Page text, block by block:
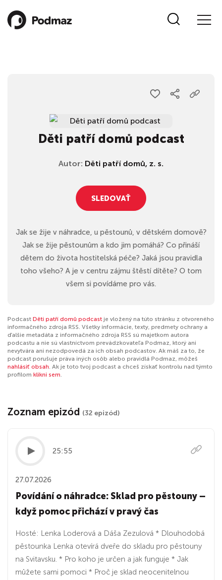
Děti patří domů podcast
Autor: Děti patří domů, z. s.
SLEDOVAŤ
Jak se žije v náhradce, u pěstounů, v dětském domově?
Jak se žije pěstounům a kdo jim pomáhá? Co přináší
dětem do života hostitelská péče? Jaká jsou pravidla
toho všeho? A je v centru zájmu štěstí dítěte? O tom
všem si povídáme pro vás.
Podcast Děti patří domů podcast je vložený na túto stránku z otvoreného
informačného zdroja RSS. Všetky informácie, texty, predmety ochrany a
ďalšie metadáta z informačného zdroja RSS sú majetkom autora
podcastu a nie sú vlastníctvom prevádzkovateľa Podmaz, ktorý ani
nevytvára ani nezodpovedá za ich obsah podcastov. Ak máš za to, že
podcast porušuje práva iných osôb alebo pravidlá Podmaz, môžeš
nahlásiť obsah. Ak je toto tvoj podcast a chceš získať kontrolu nad týmto
profilom klikni sem.
Zoznam epizód (32 epizód)
25:55
27.07.2026
Povídání o náhradce: Sklad pro pěstouny –
když pomoc přichází v pravý čas
Hosté: Lenka Loderová a Dáša Zezulová * Dlouhodobá
pěstounka Lenka otevírá dveře do skladu pro pěstouny
na Svitavsku. * Pro koho je určen a jak funguje * Jak
můžete sami pomoci * Proč je sklad neocenitelnou